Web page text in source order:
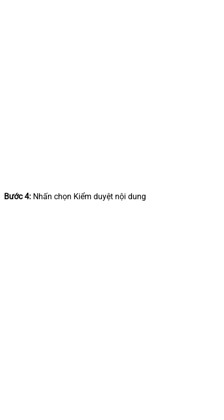
Bước 4: Nhấn chọn Kiểm duyệt nội dung